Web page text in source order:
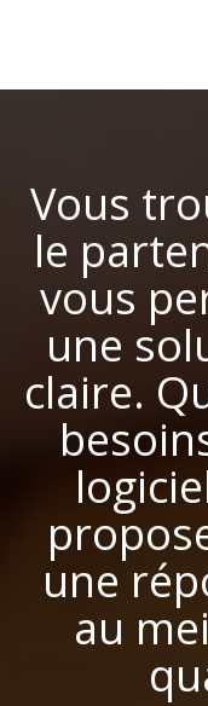
Vous
le
vous
une
claire.
une
au